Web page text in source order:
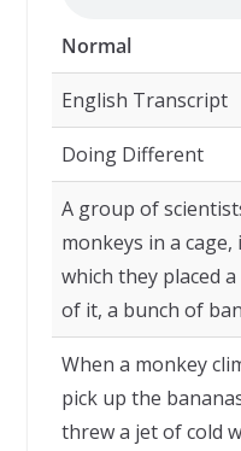
Normal
English Transcript
Doing Different
A group of
monkeys in a
which they placed
of it, a bunch of
When a monkey
pick up the
threw a jet of cold